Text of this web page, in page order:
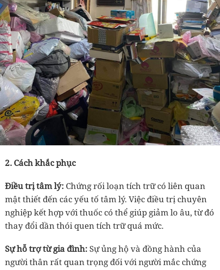
2. Cách khắc phục
Điều trị tâm lý: Chứng rối loạn tích trữ có liên quan
mật thiết đến các yếu tố tâm lý. Việc điều trị chuyên
nghiệp kết hợp với thuốc có thể giúp giảm lo âu, từ đó
thay đổi dần thói quen tích trữ quá mức.
Sự hỗ trợ từ gia đình:Sự ủng hộ và đồng hành của
người thân rất quan trọng đối với người mắc chứng